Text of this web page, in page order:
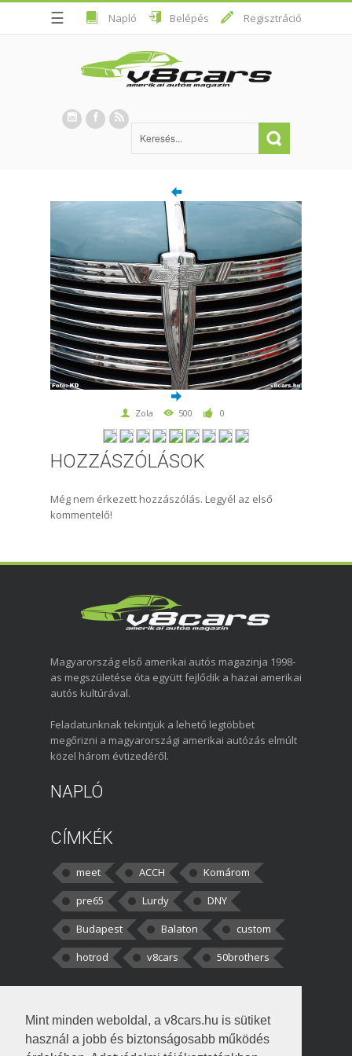
Mint minden weboldal, a v8cars.hu is sütiket
használ a jobb és biztonságosabb működés
☰ Napló Belépés Regisztráció
Zola 500 0
HOZZÁSZÓLÁSOK
Még nem érkezett hozzászólás. Legyél az első
kommentelő!
Magyarország első amerikai autós magazinja 1998-
as megszületése óta együtt fejlődik a hazai amerikai
autós kultúrával.
Feladatunknak tekintjük a lehető legtöbbet
megőrizni a magyarországi amerikai autózás elmúlt
közel három évtizedéről.
NAPLÓ
CÍMKÉK
meet ACCH
Komárom
pre65
Lurdy
DNY
Budapest
Balaton
custom
hotrod
v8cars 50brothers
kortisz:Elszúrtam! Én csak két
darabbaal számoltam. Nem tudtam, hogy fél autót,